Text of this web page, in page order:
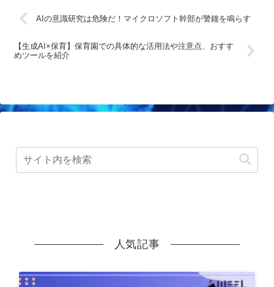
AIの意識研究は危険だ！マイクロソフト幹部が警鐘を鳴らす
【生成AI×保育】保育園での具体的な活用法や注意点、おすす
めツールを紹介
人気記事